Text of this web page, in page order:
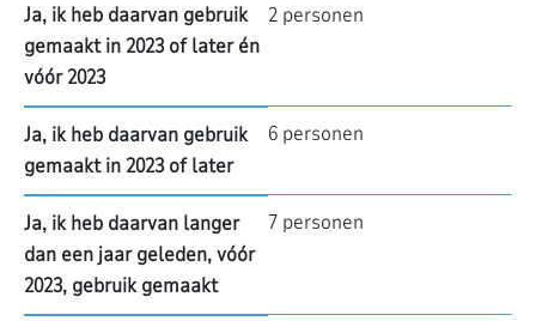
Ja, ik heb daarvan gebruik
gemaakt in 2023 of later én
vóór 2023
2 personen
Ja, ik heb daarvan gebruik
gemaakt in 2023 of later
6 personen
Ja, ik heb daarvan langer
dan een jaar geleden, vóór
2023, gebruik gemaakt
7 personen